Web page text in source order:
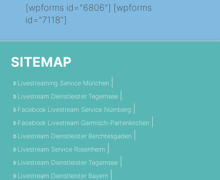
[wpforms id="6806"] [wpforms
id="7118"]
SITEMAP
Livestreaming Service München
Livestream Dienstleister Tegernsee
Facebook Livestream Service Nürnberg
Facebook Livestream Garmisch-Partenkirchen
Livestream Dienstleister Berchtesgaden
Livestream Service Rosenheim
Livestream Dienstleister Tegernsee
Livestream Dienstleister Bayern